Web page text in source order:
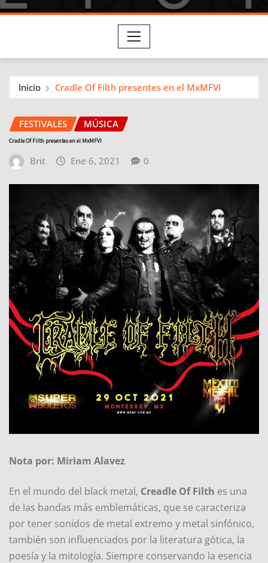
Inicio Cradle Of Filth presentes en el MxMFVI
FESTIVALES MÚSICA
Cradle Of Filth presentes en el MxMFVI
Brit Ene 6, 2021 0
Nota por: Miriam Alavez
En el mundo del black metal, Creadle Of Filth es una
de las bandas más emblemáticas, que se caracteriza
por tener sonidos de metal extremo y metal sinfónico,
también son influenciados por la literatura gótica, la
poesía y la mitología. Siempre conservando la esencia